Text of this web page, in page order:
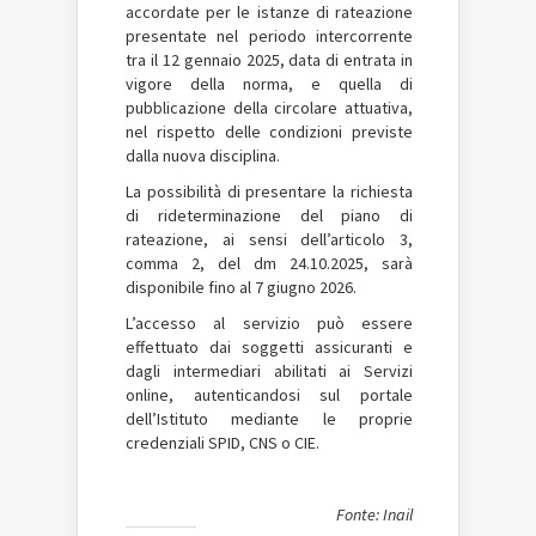
accordate per le istanze di rateazione
presentate nel periodo intercorrente
tra il 12 gennaio 2025, data di entrata in
vigore della norma, e quella di
pubblicazione della circolare attuativa,
nel rispetto delle condizioni previste
dalla nuova disciplina.
La possibilità di presentare la richiesta
di rideterminazione del piano di
rateazione, ai sensi dell’articolo 3,
comma 2, del dm 24.10.2025, sarà
disponibile fino al 7 giugno 2026.
L’accesso al servizio può essere
effettuato dai soggetti assicuranti e
dagli intermediari abilitati ai Servizi
online, autenticandosi sul portale
dell’Istituto mediante le proprie
credenziali SPID, CNS o CIE.
Fonte: Inail